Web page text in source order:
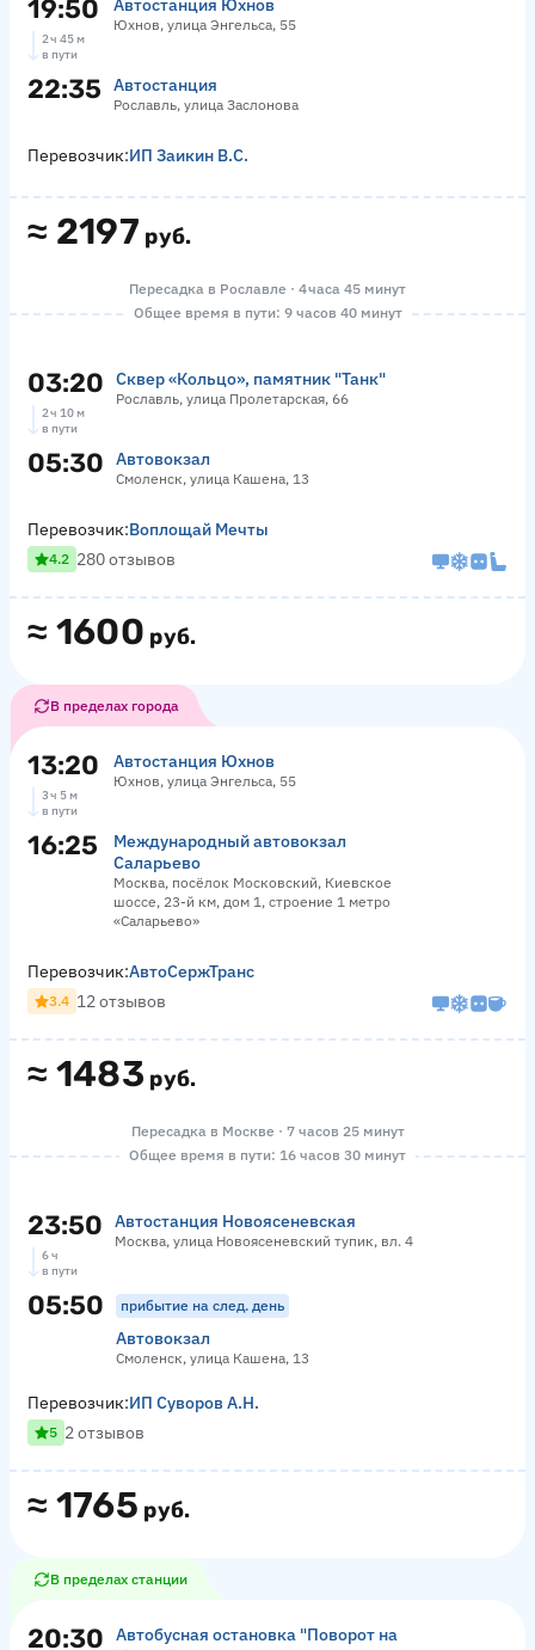
19:50 Автостанция Юхнов
Юхнов, улица Энгельса, 55
2 ч 45 м
в пути
22:35 Автостанция
Рославль, улица Заслонова
≈ 2197 руб.
Перевозчик:ИП Заикин В.С.
Пересадка в Рославле · 4 часа 45 минут
Общее время в пути: 9 часов 40 минут
03:20 Сквер «‎Кольцо», памятник "Танк"
Рославль, улица Пролетарская, 66
2 ч 10 м
в пути
05:30 Автовокзал
Смоленск, улица Кашена, 13
≈ 1600 руб.
Перевозчик:Воплощай Мечты
4.2 280 отзывов
В пределах города
13:20 Автостанция Юхнов
Юхнов, улица Энгельса, 55
3 ч 5 м
в пути
16:25
Международный автовокзал
Саларьево
Москва, посёлок Московский, Киевское
шоссе, 23-й км, дом 1, строение 1 метро
«Саларьево»
≈ 1483 руб.
Перевозчик:АвтоСержТранс
3.4 12 отзывов
Пересадка в Москве · 7 часов 25 минут
Общее время в пути: 16 часов 30 минут
23:50 Автостанция Новоясеневская
Москва, улица Новоясеневский тупик, вл. 4
6 ч
в пути
05:50 прибытие на след. день
Автовокзал
Смоленск, улица Кашена, 13
≈ 1765 руб.
Перевозчик:ИП Суворов А.Н.
5 2 отзывов
В пределах станции
20:30
Автобусная остановка "Поворот на